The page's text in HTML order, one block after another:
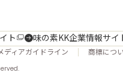
ト 味の素KK企業情報サイ
ディアガイドライン 商標につ